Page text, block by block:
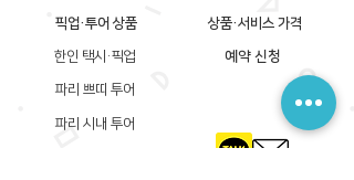
픽업·투어 상품
한인 택시·픽업
상품·서비스 가격
예약 신청
파리 쁘띠 투어
파리 시내 투어